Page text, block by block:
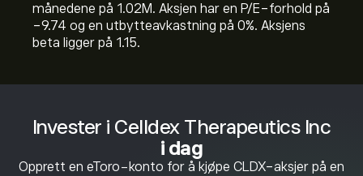
Invester i Celldex Therapeutics Inc
i dag
Opprett en eToro-konto for å kjøpe CLDX-aksjer på en
månedene på 1.02M. Aksjen har en P/E-forhold på
-9.74 og en utbytteavkastning på 0%. Aksjens
beta ligger på 1.15.